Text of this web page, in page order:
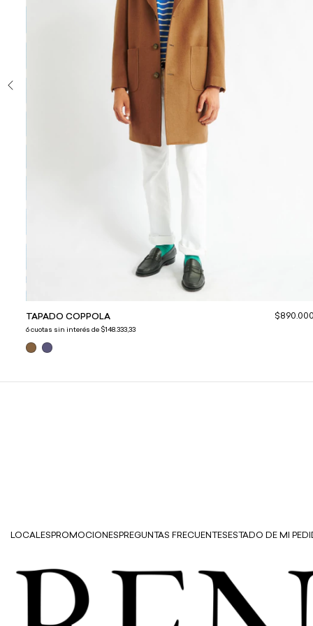
TAPADO COPPOLA
6cuotas sin interés de $148.333,33
LOCALES PROMOCIONES PREGUNTAS FRECUENTES ESTADO DE MI